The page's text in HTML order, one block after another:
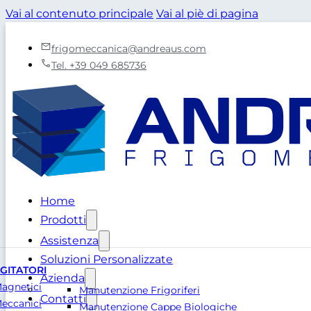
Vai al contenuto principale Vai al piè di pagina
frigomeccanica@andreaus.com
Tel. +39 049 685736
Home
Prodotti
Assistenza
Manutenzione Frigoriferi
Manutenzione Cappe Biologiche
Soluzioni Personalizzate
Azienda
Contatti